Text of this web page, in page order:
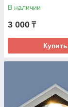
В наличии
3 000 ₸
Купить